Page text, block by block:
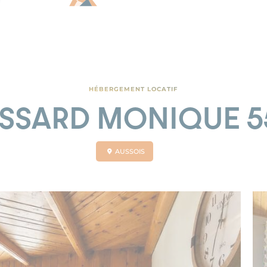
HÉBERGEMENT LOCATIF
MONIQUE
AUSSOIS